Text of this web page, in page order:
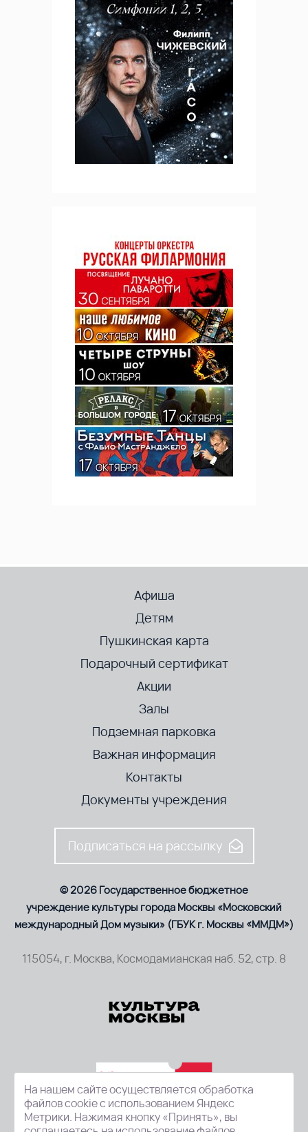
Афиша
Детям
Пушкинская карта
Подарочный сертификат
Акции
Залы
Подземная парковка
Важная информация
Контакты
Документы учреждения
Подписаться на рассылку
© 2026 Государственное бюджетное
учреждение культуры города Москвы «Московский
международный Дом музыки» (ГБУК г. Москвы «ММДМ»)
115054, г. Москва, Космодамианская наб. 52, стр. 8
На нашем сайте осуществляется обработка
файлов cookie с использованием Яндекс
Метрики. Нажимая кнопку «Принять», вы